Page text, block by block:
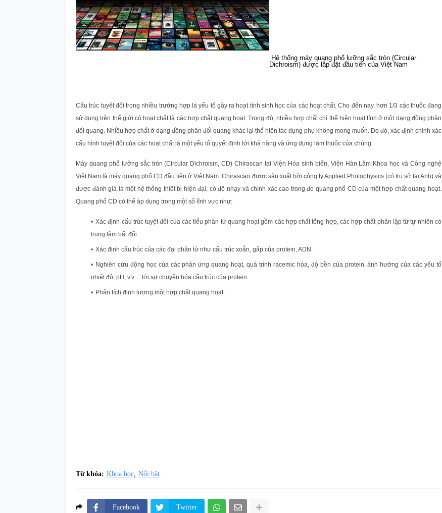
Hệ thống máy quang phổ lưỡng sắc tròn (Circular
Dichroism) được lắp đặt đầu tiên của Việt Nam
Cấu trúc tuyệt đối trong nhiều trường hợp là yếu tố gây ra hoạt tính sinh học của các hoạt chất. Cho đến nay, hơn 1/3 các thuốc đang
sử dụng trên thế giới có hoạt chất là các hợp chất quang hoạt. Trong đó, nhiều hợp chất chỉ thể hiện hoạt tính ở một dạng đồng phân
đối quang. Nhiều hợp chất ở dạng đồng phân đối quang khác lại thể hiện tác dụng phụ không mong muốn. Do đó, xác định chính xác
cấu hình tuyệt đối của các hoạt chất là một yếu tố quyết định tới khả năng và ứng dụng làm thuốc của chúng.
Máy quang phổ lưỡng sắc tròn (Circular Dichroism, CD) Chirascan tại Viện Hóa sinh biển, Viện Hàn Lâm Khoa học và Công nghệ
Việt Nam là máy quang phổ CD đầu tiên ở Việt Nam. Chirascan được sản xuất bởi công ty Applied Photophysics (có trụ sở tại Anh) và
được đánh giá là một hệ thống thiết bị hiện đại, có độ nhạy và chính xác cao trong đo quang phổ CD của một hợp chất quang hoạt.
Quang phổ CD có thể áp dụng trong một số lĩnh vực như:
Xác định cấu trúc tuyệt đối của các tiểu phân tử quang hoạt gồm các hợp chất tổng hợp, các hợp chất phân lập từ tự nhiên có
trung tâm bất đối.
Xác định cấu trúc của các đại phân tử như cấu trúc xoắn, gấp của protein, ADN.
Nghiên cứu động học của các phản ứng quang hoạt, quá trình racemic hóa, độ bền của protein, ảnh hưởng của các yếu tố
nhiệt độ, pH, v.v… tới sự chuyển hóa cấu trúc của protein.
Phân tích định lượng một hợp chất quang hoạt.
Từ khóa: Khoa học Nổi bật
Facebook Twitter